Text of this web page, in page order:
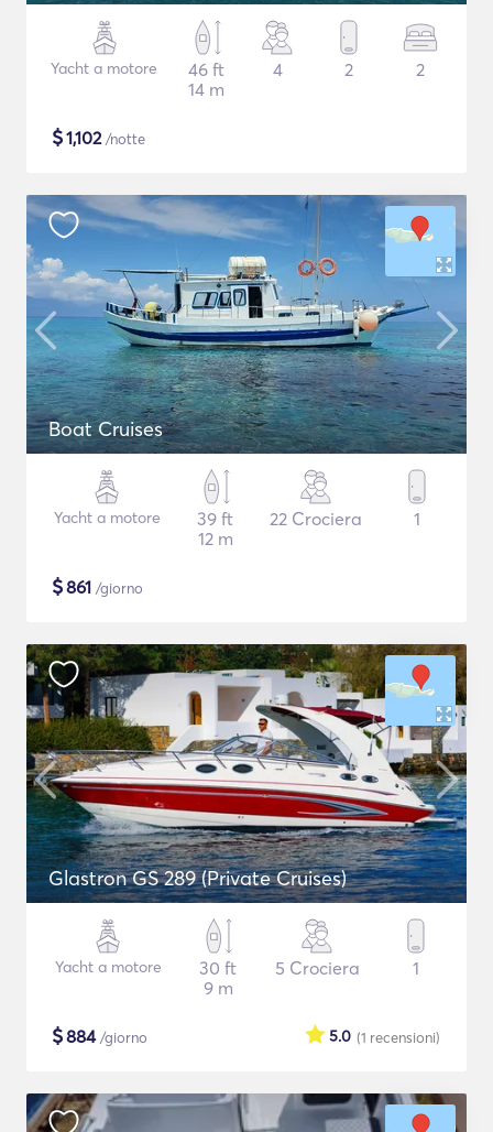
Yacht a motore
46 ft
14 m
4 2 2
$1,102/notte
Boat Cruises
Yacht a motore
39 ft
12 m
22 Crociera 1
$861 /giorno
Glastron GS 289 (Private Cruises)
Yacht a motore
30 ft
9 m
5 Crociera 1
$884/giorno (1 recensioni)
5.0